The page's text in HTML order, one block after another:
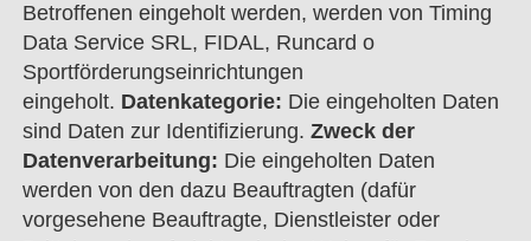
Betroffenen eingeholt werden, werden von Timing
Data Service SRL, FIDAL, Runcard o
Sportförderungseinrichtungen
eingeholt. Datenkategorie: Die eingeholten Daten
sind Daten zur Identifizierung.Zweck der
Datenverarbeitung: Die eingeholten Daten
werden von den dazu Beauftragten (dafür
vorgesehene Beauftragte, Dienstleister oder